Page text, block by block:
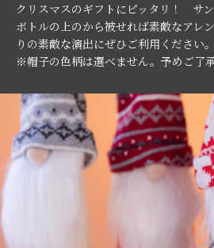
クリスマスのギフトにピッタリ！ サン
ボトルの上のから被せれば素敵なアレ
りの素敵な演出にぜひご利用ください。
※帽子の色柄は選べません。予めご了承